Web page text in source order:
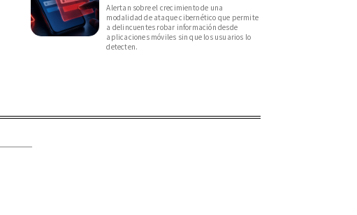
Alertan sobre el crecimiento de una
modalidad de ataque cibernético que permite
a delincuentes robar información desde
aplicaciones móviles sin que los usuarios lo
detecten.